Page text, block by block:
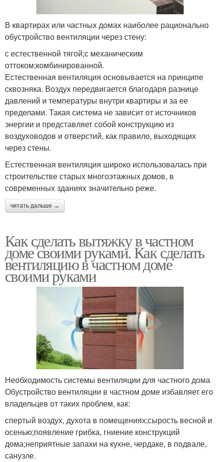
В квартирах или частных домах наиболее рационально
обустройство вентиляции через стену:
с естественной тягой;с механическим
оттоком;комбинированной.
Естественная вентиляция основывается на принципе
сквозняка. Воздух передвигается благодаря разнице
давлений и температуры внутри квартиры и за ее
пределами. Такая система не зависит от источников
энергии и представляет собой конструкцию из
воздуховодов и отверстий, как правило, выходящих
через стены.
Естественная вентиляция широко использовалась при
строительстве старых многоэтажных домов, в
современных зданиях значительно реже.
читать дальше →
Как сделать вытяжку в частном
доме своими руками. Как сделать
вентиляцию в частном доме
своими руками
Необходимость системы вентиляции для частного дома
Обустройство вентиляции в частном доме избавляет его
владельцев от таких проблем, как:
спертый воздух, духота в помещениях;сырость весной и
осенью;появление грибка, гниение конструкций
дома;неприятные запахи на кухне, чердаке, в подвале,
санузле.